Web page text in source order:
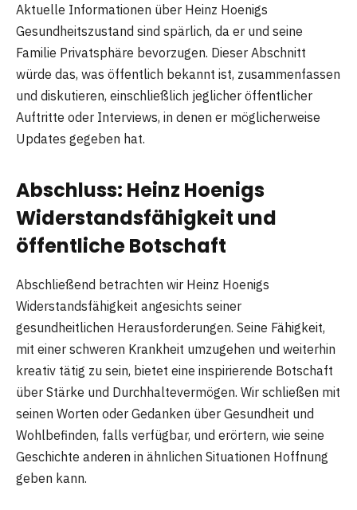
Aktuelle Informationen über Heinz Hoenigs
Gesundheitszustand sind spärlich, da er und seine
Familie Privatsphäre bevorzugen. Dieser Abschnitt
würde das, was öffentlich bekannt ist, zusammenfassen
und diskutieren, einschließlich jeglicher öffentlicher
Auftritte oder Interviews, in denen er möglicherweise
Updates gegeben hat.
Abschluss: Heinz Hoenigs
Widerstandsfähigkeit und
öffentliche Botschaft
Abschließend betrachten wir Heinz Hoenigs
Widerstandsfähigkeit angesichts seiner
gesundheitlichen Herausforderungen. Seine Fähigkeit,
mit einer schweren Krankheit umzugehen und weiterhin
kreativ tätig zu sein, bietet eine inspirierende Botschaft
über Stärke und Durchhaltevermögen. Wir schließen mit
seinen Worten oder Gedanken über Gesundheit und
Wohlbefinden, falls verfügbar, und erörtern, wie seine
Geschichte anderen in ähnlichen Situationen Hoffnung
geben kann.